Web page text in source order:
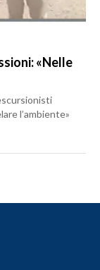
«Nelle
l’ambiente»